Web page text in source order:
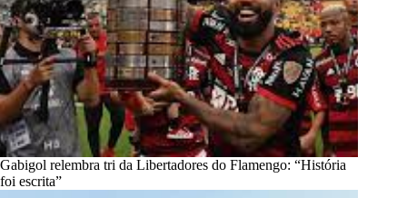
Gabigol relembra tri da Libertadores do Flamengo: “História
foi escrita”